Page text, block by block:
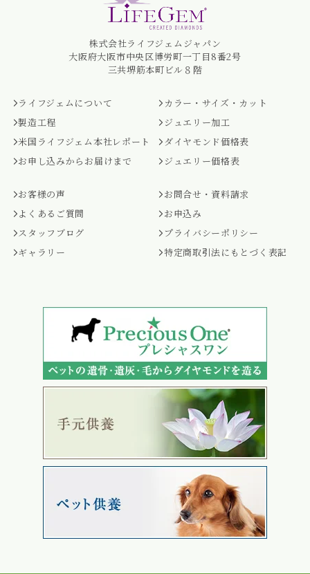
株式会社ライフジェムジャパン
大阪府大阪市中央区博労町一丁目8番2号
三共堺筋本町ビル８階
ライフジェムについて
製造工程
米国ライフジェム本社レポート
お申し込みからお届けまで
カラー・サイズ・カット
ジュエリー加工
ダイヤモンド価格表
ジュエリー価格表
お客様の声
よくあるご質問
スタッフブログ
ギャラリー
お問合せ・資料請求
お申込み
プライバシーポリシー
特定商取引法にもとづく表記